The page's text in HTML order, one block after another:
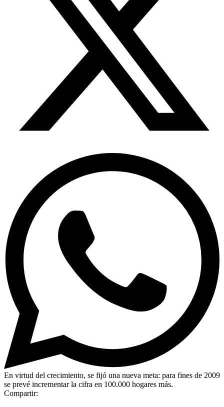
En virtud del crecimiento, se fijó una nueva meta: para fines de 2009
se prevé incrementar la cifra en 100.000 hogares más.
Compartir: